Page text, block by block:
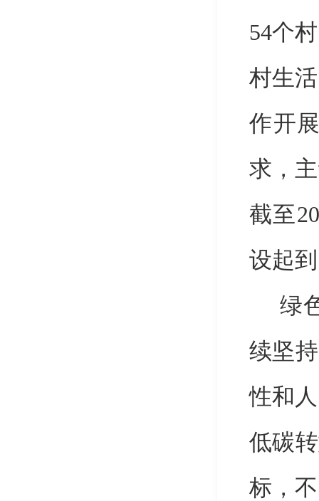
54个
村生
作开
求 ，
截至
设起
绿
续坚持
性和
低碳
标，